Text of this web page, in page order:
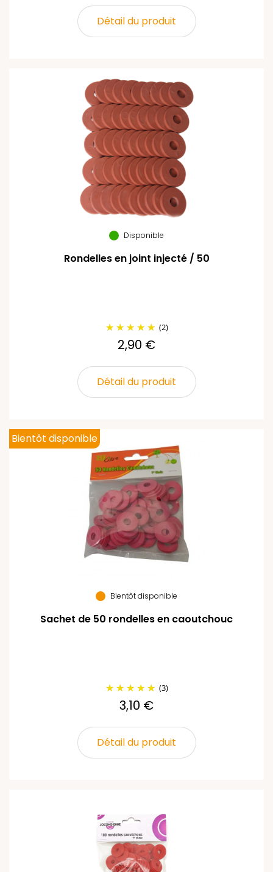
Détail du produit
Disponible
Rondelles en joint injecté / 50
(2)
2,90 €
Détail du produit
Bientôt disponible
Sachet de 50 rondelles en caoutchouc
(3)
3,10 €
Détail du produit
Bientôt disponible